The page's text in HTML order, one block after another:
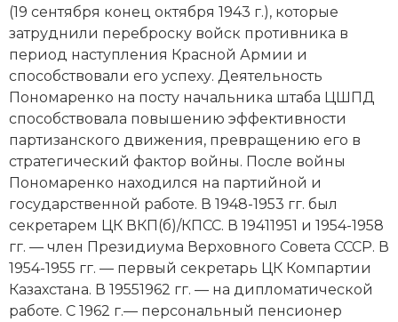
(19 сентября конец октября 1943 г.), которые
затруднили переброску войск противника в
период наступления Красной Армии и
способствовали его успеху. Деятельность
Пономаренко на посту начальника штаба ЦШПД
способствовала повышению эффективности
партизанского движения, превращению его в
стратегический фактор войны. После войны
Пономаренко находился на партийной и
государственной работе. В 1948-1953 гг. был
секретарем ЦК ВКП(б)/КПСС. В 19411951 и 1954-1958
гг. — член Президиума Верховного Совета СССР. В
1954-1955 гг. — первый секретарь ЦК Компартии
Казахстана. В 19551962 гг. — на дипломатической
работе. С 1962 г.— персональный пенсионер